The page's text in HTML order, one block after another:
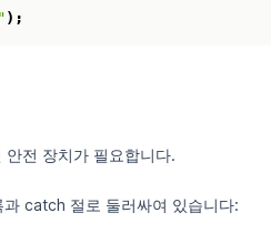
);
전 장치가 필요합니다.
catch 절로 둘러싸여 있습니다: